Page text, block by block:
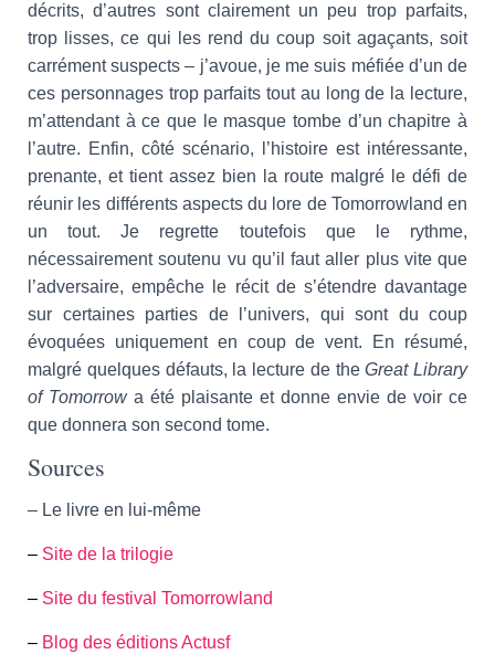
décrits, d’autres sont clairement un peu trop parfaits,
trop lisses, ce qui les rend du coup soit agaçants, soit
carrément suspects – j’avoue, je me suis méfiée d’un de
ces personnages trop parfaits tout au long de la lecture,
m’attendant à ce que le masque tombe d’un chapitre à
l’autre. Enfin, côté scénario, l’histoire est intéressante,
prenante, et tient assez bien la route malgré le défi de
réunir les différents aspects du lore de Tomorrowland en
un tout. Je regrette toutefois que le rythme,
nécessairement soutenu vu qu’il faut aller plus vite que
l’adversaire, empêche le récit de s’étendre davantage
sur certaines parties de l’univers, qui sont du coup
évoquées uniquement en coup de vent. En résumé,
malgré quelques défauts, la lecture de theGreat Library
of Tomorrowa été plaisante et donne envie de voir ce
que donnera son second tome.
Sources
– Le livre en lui-même
– Site de la trilogie
– Site du festival Tomorrowland
– Blog des éditions Actusf